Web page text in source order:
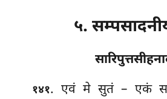
५.
१४१. एवंमे सुतं – एकं